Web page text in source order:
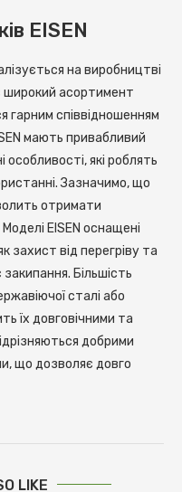
EISEN
на виробництві
широкий асортимент
гарним співвідношенням
мають привабливий
особливості, які роблять
Зазначимо, що
отримати
EISEN оснащені
захист від перегріву та
Більшість
сталі або
їх довговічними та
добрими
що дозволяє довго
LIKE